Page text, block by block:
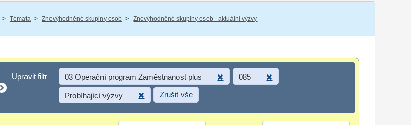
/ Témata / Znevýhodněné skupiny osob / Znevýhodněné skupiny osob - aktuální výzvy
Upravit filtr
Upravit filtr 03 Operační program Zaměstnanost plus 085
Probíhající výzvy Zrušit vše